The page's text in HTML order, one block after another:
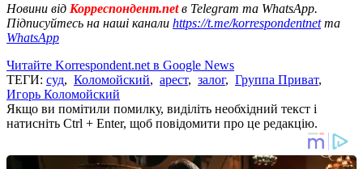
Новини від Корреспондент.netв Telegram та WhatsApp.
Підписуйтесь на наші канали https://t.me/korrespondentnetта
WhatsApp
Читайте Korrespondent.net в Google News
ТЕГИ: суд, Коломойский, арест, залог, Группа Приват,
Игорь Коломойский
Якщо ви помітили помилку, виділіть необхідний текст і
натисніть Ctrl + Enter, щоб повідомити про це редакцію.